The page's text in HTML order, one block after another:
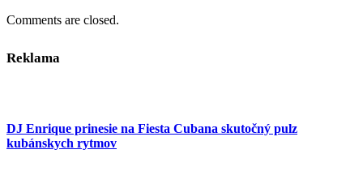
Comments are closed.
Reklama
DJ Enrique prinesie na Fiesta Cubana skutočný pulz
kubánskych rytmov